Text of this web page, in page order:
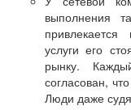
выполнения
услуги его
рынку.
согласован,
Люди даже